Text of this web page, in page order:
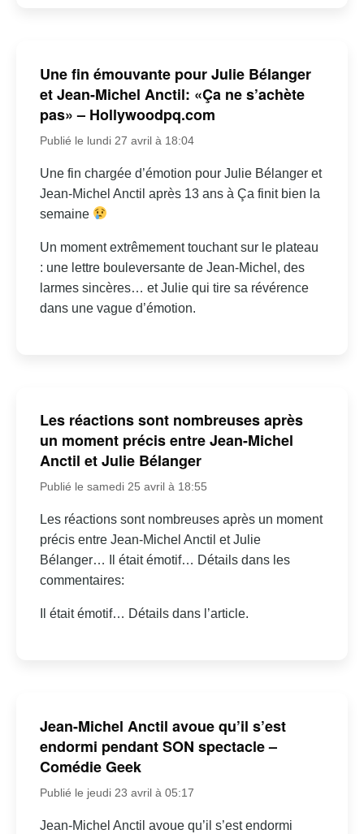
Une fin émouvante pour Julie Bélanger
et Jean-Michel Anctil: «Ça ne s’achète
pas» – Hollywoodpq.com
Publié le lundi 27 avril à 18:04
Une fin chargée d’émotion pour Julie Bélanger et
Jean-Michel Anctil après 13 ans à Ça finit bien la
semaine
Un moment extrêmement touchant sur le plateau
: une lettre bouleversante de Jean-Michel, des
larmes sincères… et Julie qui tire sa révérence
dans une vague d’émotion.
Les réactions sont nombreuses après
un moment précis entre Jean-Michel
Anctil et Julie Bélanger
Publié le samedi 25 avril à 18:55
Les réactions sont nombreuses après un moment
précis entre Jean-Michel Anctil et Julie
Bélanger… Il était émotif… Détails dans les
commentaires:
Il était émotif… Détails dans l’article.
Jean-Michel Anctil avoue qu’il s’est
endormi pendant SON spectacle –
Comédie Geek
Publié le jeudi 23 avril à 05:17
Jean-Michel Anctil avoue qu’il s’est endormi